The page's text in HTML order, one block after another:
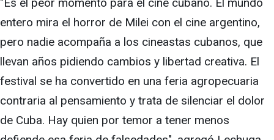
entero mira el horror de Milei con el cine argentino,
pero nadie acompaña a los cineastas cubanos, que
llevan años pidiendo cambios y libertad creativa. El
festival se ha convertido en una feria agropecuaria
contraria al pensamiento y trata de silenciar el dolor
de Cuba. Hay quien por temor a tener menos